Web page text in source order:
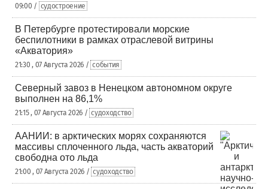
09:00 / судостроение
В Петербурге протестировали морские
беспилотники в рамках отраслевой витрины
«Акватория»
21:30 , 07 Августа 2026 / события
Северный завоз в Ненецком автономном округе
выполнен на 86,1%
21:15 , 07 Августа 2026 / судоходство
ААНИИ: в арктических морях сохраняются
массивы сплоченного льда, часть акваторий
свободна ото льда
21:00 , 07 Августа 2026 / судоходство